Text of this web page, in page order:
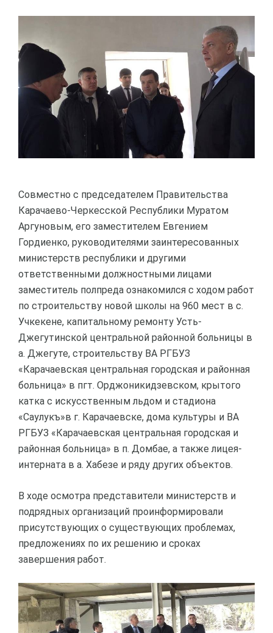
Совместно с председателем Правительства
Карачаево-Черкесской Республики Муратом
Аргуновым, его заместителем Евгением
Гордиенко, руководителями заинтересованных
министерств республики и другими
ответственными должностными лицами
заместитель полпреда ознакомился с ходом работ
по строительству новой школы на 960 мест в с.
Учкекене, капитальному ремонту Усть-
Джегутинской центральной районной больницы в
а. Джегуте, строительству ВА РГБУЗ
«Карачаевская центральная городская и районная
больница» в пгт. Орджоникидзевском, крытого
катка с искусственным льдом и стадиона
«Саулукъ»в г. Карачаевске, дома культуры и ВА
РГБУЗ «Карачаевская центральная городская и
районная больница» в п. Домбае, а также лицея-
интерната в а. Хабезе и ряду других объектов.
В ходе осмотра представители министерств и
подрядных организаций проинформировали
присутствующих о существующих проблемах,
предложениях по их решению и сроках
завершения работ.